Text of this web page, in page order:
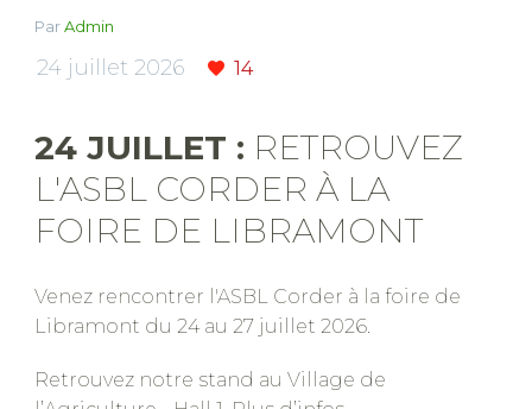
ParAdmin
24 juillet 2026 14
24 JUILLET : RETROUVEZ
L'ASBL CORDER À LA
FOIRE DE LIBRAMONT
Venez rencontrer l'ASBL Corder à la foire de
Libramont du 24 au 27 juillet 2026.
Retrouvez notre stand au Village de